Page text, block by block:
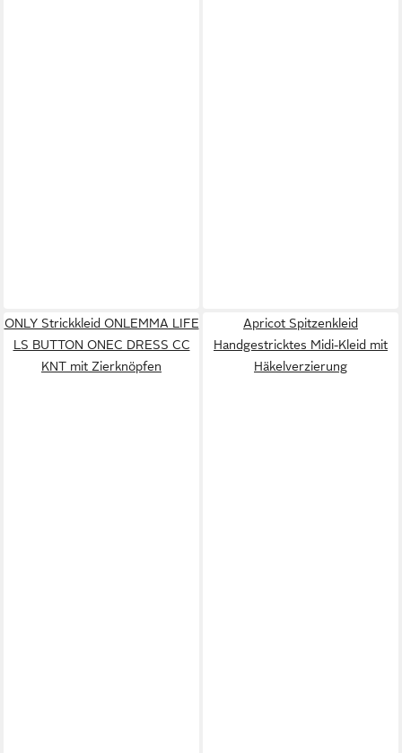
ONLY Strickkleid ONLEMMA LIFE
LS BUTTON ONEC DRESS CC
KNT mit Zierknöpfen
Apricot Spitzenkleid
Handgestricktes Midi-Kleid mit
Häkelverzierung